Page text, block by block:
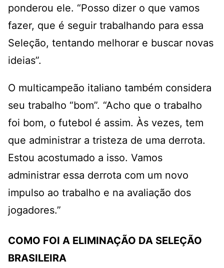
ponderou ele. “Posso dizer o que vamos
fazer, que é seguir trabalhando para essa
Seleção, tentando melhorar e buscar novas
ideias”.
O multicampeão italiano também considera
seu trabalho “bom”. “Acho que o trabalho
foi bom, o futebol é assim. Às vezes, tem
que administrar a tristeza de uma derrota.
Estou acostumado a isso. Vamos
administrar essa derrota com um novo
impulso ao trabalho e na avaliação dos
jogadores.”
COMO FOI A ELIMINAÇÃO DA SELEÇÃO
BRASILEIRA